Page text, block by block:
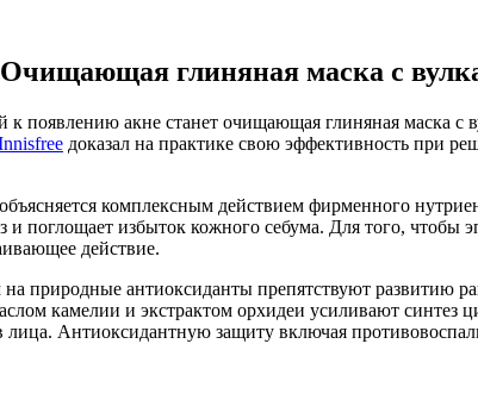
глиняная маска с
появлению акне станет очищающая глиняная маска с
доказал на практике свою эффективность при
комплексным действием фирменного
поглощает избыток кожного себума. Для того, чтобы
действие.
природные антиоксиданты препятствуют развитию
камелии и экстрактом орхидеи усиливают синтез
Антиоксидантную защиту включая